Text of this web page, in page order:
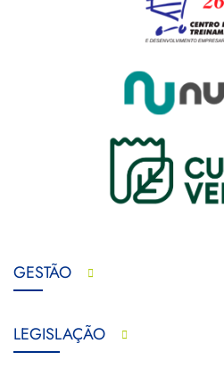
GESTÃO
LEGISLAÇÃO